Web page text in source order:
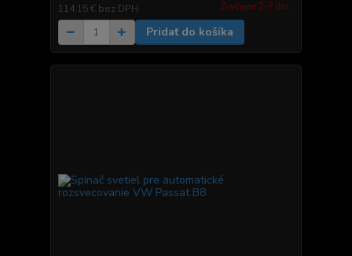
114,15 € bez DPH Zvyčajne 2-7 dni.
Pridať do košíka